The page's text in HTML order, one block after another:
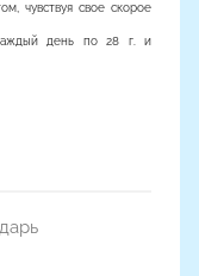
чувствуя свое скорое
день по 28 г. и